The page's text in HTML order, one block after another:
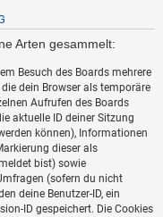
Arten gesammelt:
Besuch des Boards mehrere
dein Browser als temporäre
Aufrufen des Boards
aktuelle ID deiner Sitzung
können), Informationen
dieser als
bist) sowie
(sofern du nicht
deine Benutzer-ID, ein
ID gespeichert. Die Cookies